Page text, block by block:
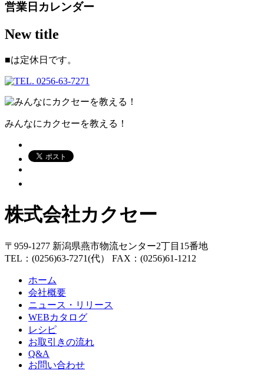
営業日カレンダー
New title
■は定休日です。
みんなにカクセーを教える！
株式会社カクセー
〒959-1277 新潟県燕市物流センター2丁目15番地
TEL：(0256)63-7271(代） FAX：(0256)61-1212
ホーム
会社概要
ニュース・リリース
WEBカタログ
レシピ
お取引きの流れ
Q&A
お問い合わせ